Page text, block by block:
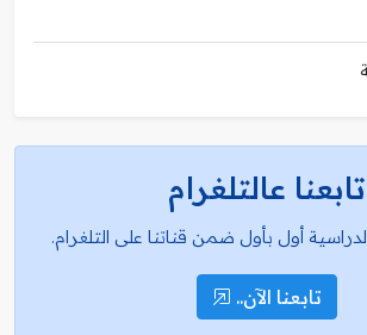
تابعنا عالتلغرام
أول بأول ضمن قناتنا على التلغرام.
تابعنا الآن..